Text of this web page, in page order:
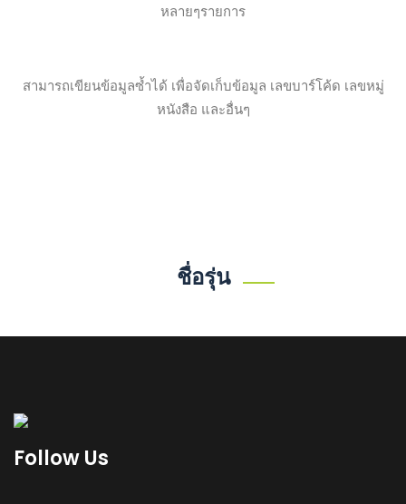
หลายๆรายการ
สามารถเขียนข้อมูลซ้ำได้ เพื่อจัดเก็บข้อมูล เลขบาร์โค้ด เลขหมู่
หนังสือ และอื่นๆ
ชื่อรุ่น
Follow Us